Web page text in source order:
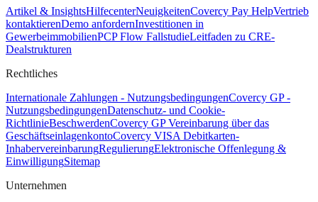
Artikel & InsightsHilfecenterNeuigkeitenCovercy Pay HelpVertrieb
kontaktierenDemo anfordernInvestitionen in
GewerbeimmobilienPCP Flow FallstudieLeitfaden zu CRE-
Dealstrukturen
Rechtliches
Internationale Zahlungen - NutzungsbedingungenCovercy GP -
NutzungsbedingungenDatenschutz- und Cookie-
RichtlinieBeschwerdenCovercy GP Vereinbarung über das
GeschäftseinlagenkontoCovercy VISA Debitkarten-
InhabervereinbarungRegulierungElektronische Offenlegung &
EinwilligungSitemap
Unternehmen